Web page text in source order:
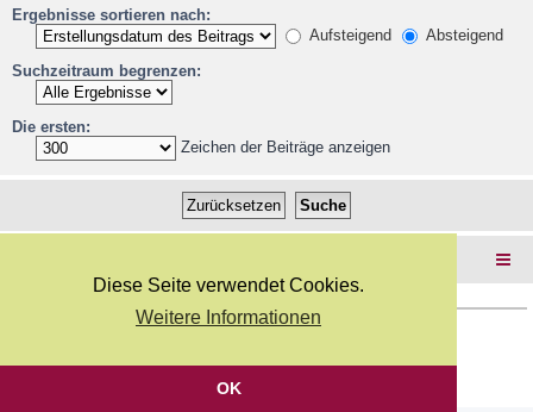
Diese Seite verwendet Cookies.
Weitere Informationen
OK
Ergebnisse sortieren nach:
Aufsteigend
Absteigend
Suchzeitraum begrenzen:
Die ersten:
Zeichen der Beiträge anzeigen
Deutsche Übersetzung durchphpBB.de